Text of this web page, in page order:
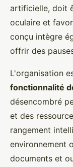
artificielle, doit
oculaire et
conçu intègre
offrir des
L'organisation
fonctionnalité
désencombré
et des
rangement
environnement
documents et